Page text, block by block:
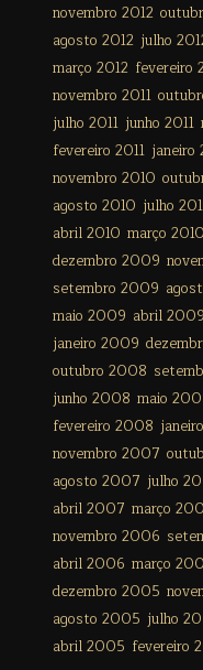
novembro 2012
agosto 2012 julho
março 2012 fevereiro
novembro 2011
julho 2011 junho 2011
fevereiro 2011 janeiro
novembro 2010
agosto 2010 julho
abril 2010 março 2010
dezembro 2009
setembro 2009
maio 2009 abril 2009
janeiro 2009
outubro 2008
junho 2008 maio
fevereiro 2008
novembro 2007
agosto 2007 julho
abril 2007 março
novembro 2006
abril 2006 março
dezembro 2005
agosto 2005 julho
abril 2005 fevereiro